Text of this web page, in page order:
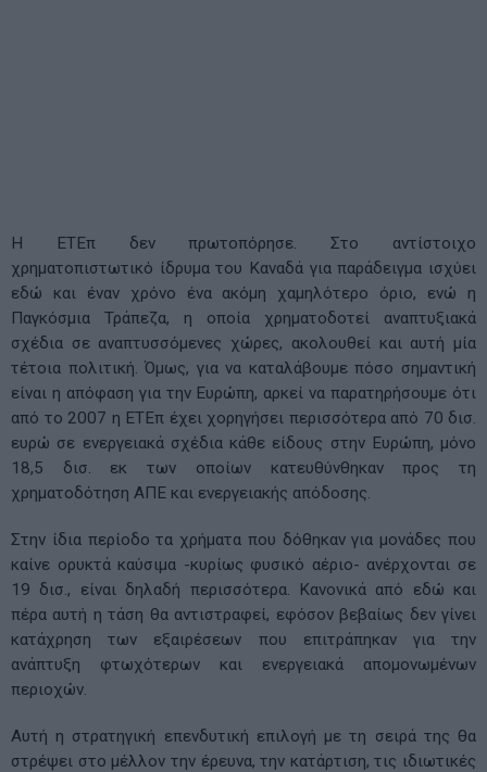
Η ΕΤΕπ δεν πρωτοπόρησε. Στο αντίστοιχο
χρηματοπιστωτικό ίδρυμα του Καναδά για παράδειγμα ισχύει
εδώ και έναν χρόνο ένα ακόμη χαμηλότερο όριο, ενώ η
Παγκόσμια Τράπεζα, η οποία χρηματοδοτεί αναπτυξιακά
σχέδια σε αναπτυσσόμενες χώρες, ακολουθεί και αυτή μία
τέτοια πολιτική. Όμως, για να καταλάβουμε πόσο σημαντική
είναι η απόφαση για την Ευρώπη, αρκεί να παρατηρήσουμε ότι
από το 2007 η ΕΤΕπ έχει χορηγήσει περισσότερα από 70 δισ.
ευρώ σε ενεργειακά σχέδια κάθε είδους στην Ευρώπη, μόνο
18,5 δισ. εκ των οποίων κατευθύνθηκαν προς τη
χρηματοδότηση ΑΠΕ και ενεργειακής απόδοσης.
Στην ίδια περίοδο τα χρήματα που δόθηκαν για μονάδες που
καίνε ορυκτά καύσιμα -κυρίως φυσικό αέριο- ανέρχονται σε
19 δισ., είναι δηλαδή περισσότερα. Κανονικά από εδώ και
πέρα αυτή η τάση θα αντιστραφεί, εφόσον βεβαίως δεν γίνει
κατάχρηση των εξαιρέσεων που επιτράπηκαν για την
ανάπτυξη φτωχότερων και ενεργειακά απομονωμένων
περιοχών.
Αυτή η στρατηγική επενδυτική επιλογή με τη σειρά της θα
στρέψει στο μέλλον την έρευνα, την κατάρτιση, τις ιδιωτικές